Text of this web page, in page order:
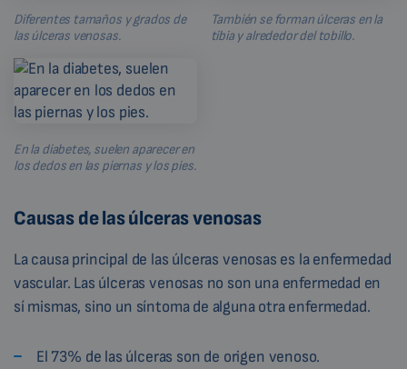
Diferentes tamaños y grados de
las úlceras venosas.
También se forman úlceras en la
tibia y alrededor del tobillo.
En la diabetes, suelen aparecer en
los dedos en las piernas y los pies.
Causas de las úlceras venosas
La causa principal de las úlceras venosas es la enfermedad
vascular. Las úlceras venosas no son una enfermedad en
sí mismas, sino un síntoma de alguna otra enfermedad.
El 73% de las úlceras son de origen venoso.